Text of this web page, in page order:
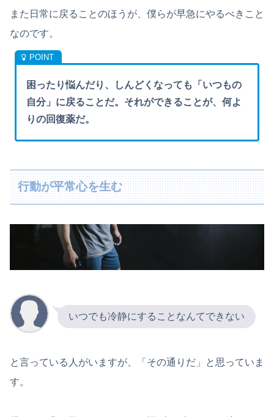
また日常に戻ることのほうが、僕らが早急にやるべきこと
なのです。
困ったり悩んだり、しんどくなっても「いつもの
自分」に戻ることだ。それができることが、何よ
りの回復薬だ。
行動が平常心を生む
いつでも冷静にすることなんてできない
と言っている人がいますが、「その通りだ」と思っていま
す。